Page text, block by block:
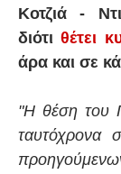
Κοτζιά -
διότιθέτει
άρα και σε
"Η θέση του
ταυτόχρονα